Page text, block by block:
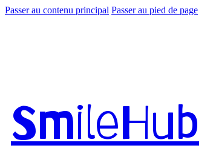
Passer au contenu principal Passer au pied de page
SmileHub